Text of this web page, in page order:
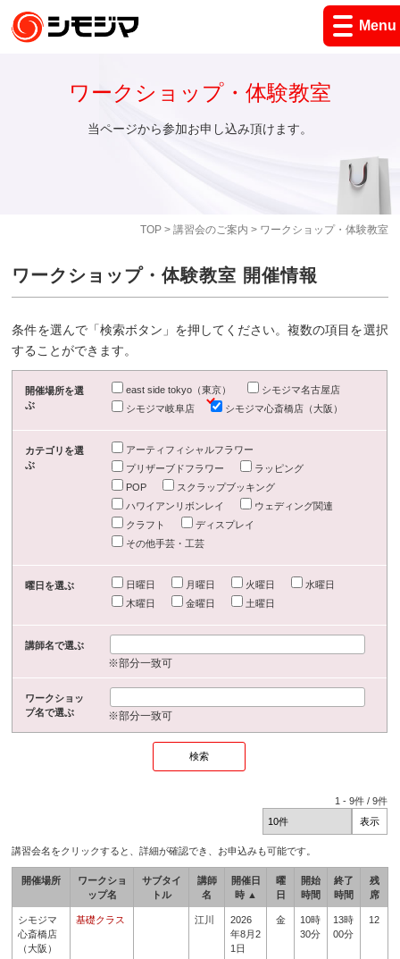
Menu
TOP> 講習会のご案内 > ワークショップ・体験教室
ワークショップ・体験教室
当ページから参加お申し込み頂けます。
ワークショップ・体験教室 開催情報
条件を選んで「検索ボタン」を押してください。複数の項目を選択
することができます。
開催場所を選
ぶ
east side tokyo（東京）
シモジマ名古屋店
シモジマ岐阜店
シモジマ心斎橋店（大阪）
カテゴリを選
ぶ
アーティフィシャルフラワー
プリザーブドフラワー
ラッピング
POP
スクラップブッキング
ハワイアンリボンレイ
ウェディング関連
クラフト
ディスプレイ
その他手芸・工芸
曜日を選ぶ 日曜日 月曜日 火曜日
水曜日
木曜日
金曜日 土曜日
講師名で選ぶ
※部分一致可
ワークショッ
プ名で選ぶ
※部分一致可
1 -9件 /9件
講習会名をクリックすると、詳細が確認でき、お申込みも可能です。
開催場所
ワークショ
ップ名
サブタイ
トル
講師
名
開催日
時 ▲
曜
日
開始
時間
終了
時間
残
席
シモジマ
心斎橋店
（大阪）
基礎クラス 江川
2026
年8月2
1日
金
10時
30分
13時
00分
12